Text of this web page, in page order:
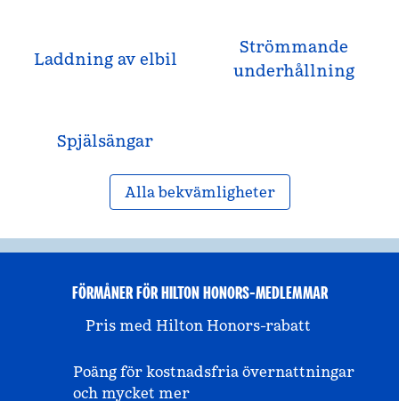
Laddning av elbil
Strömmande
underhållning
Spjälsängar
Alla bekvämligheter
FÖRMÅNER FÖR HILTON HONORS-MEDLEMMAR
Pris med Hilton Honors-rabatt
Poäng för kostnadsfria övernattningar
och mycket mer